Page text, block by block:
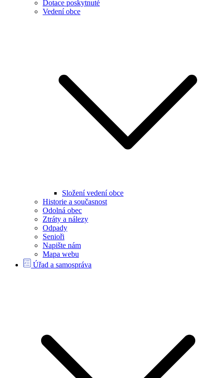
Dotace poskytnuté
Vedení obce
Složení vedení obce
Historie a současnost
Odolná obec
Ztráty a nálezy
Odpady
Senioři
Napište nám
Mapa webu
Úřad a samospráva